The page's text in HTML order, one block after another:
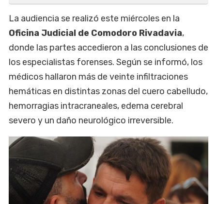
La audiencia se realizó este miércoles en la
Oficina Judicial de Comodoro Rivadavia,
donde las partes accedieron a las conclusiones de
los especialistas forenses. Según se informó, los
médicos hallaron más de veinte infiltraciones
hemáticas en distintas zonas del cuero cabelludo,
hemorragias intracraneales, edema cerebral
severo y un daño neurológico irreversible.